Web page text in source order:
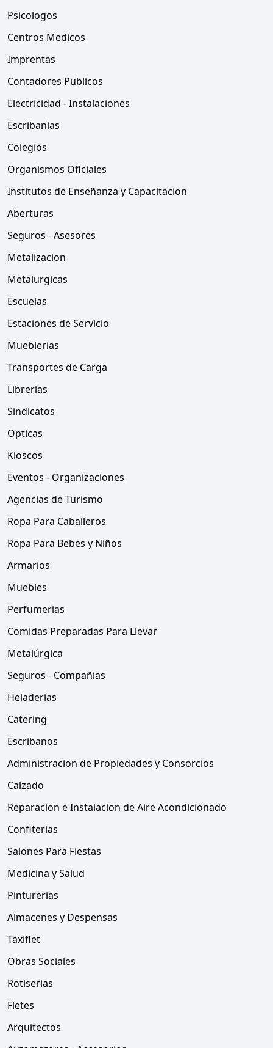
Psicologos
Centros Medicos
Imprentas
Contadores Publicos
Electricidad - Instalaciones
Escribanias
Colegios
Organismos Oficiales
Institutos de Enseñanza y Capacitacion
Aberturas
Seguros - Asesores
Metalizacion
Metalurgicas
Escuelas
Estaciones de Servicio
Mueblerias
Transportes de Carga
Librerias
Sindicatos
Opticas
Kioscos
Eventos - Organizaciones
Agencias de Turismo
Ropa Para Caballeros
Ropa Para Bebes y Niños
Armarios
Muebles
Perfumerias
Comidas Preparadas Para Llevar
Metalúrgica
Seguros - Compañias
Heladerias
Catering
Escribanos
Administracion de Propiedades y Consorcios
Calzado
Reparacion e Instalacion de Aire Acondicionado
Confiterias
Salones Para Fiestas
Medicina y Salud
Pinturerias
Almacenes y Despensas
Taxiflet
Obras Sociales
Rotiserias
Fletes
Arquitectos